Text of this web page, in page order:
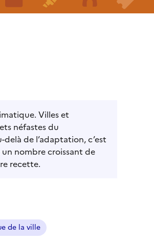
Villes et
néfastes du
de l’adaptation, c’est
nombre croissant de
recette.
de la ville